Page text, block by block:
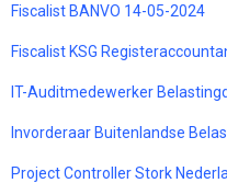
Fiscalist BANVO 14-05-2024
Fiscalist KSG
IT-Auditmedewerker
Invorderaar Buitenlandse
Project Controller Stork